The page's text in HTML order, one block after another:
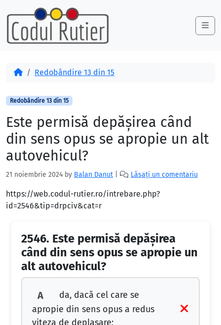
Skip to content
Skip to footer
AcasăRedobândire 13 din 15
Redobândire 13 din 15
Este permisă depăşirea când
din sens opus se apropie un alt
autovehicul?
21 noiembrie 2024 by Balan Danut Lăsați un comentariu
https://web.codul-rutier.ro/intrebare.php?
id=2546&tip=drpciv&cat=r
2546. Este permisă depăşirea
când din sens opus se apropie un
alt autovehicul?
A
da, dacă cel care se
apropie din sens opus a redus
viteza de deplasare;